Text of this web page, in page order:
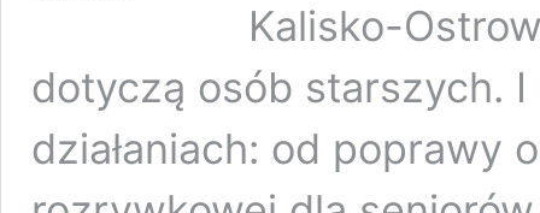
Kalisko-
dotyczą osób starszych.
działaniach: od poprawy